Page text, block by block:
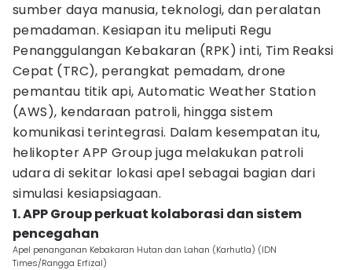
sumber daya manusia, teknologi, dan peralatan
pemadaman. Kesiapan itu meliputi Regu
Penanggulangan Kebakaran (RPK) inti, Tim Reaksi
Cepat (TRC), perangkat pemadam, drone
pemantau titik api, Automatic Weather Station
(AWS), kendaraan patroli, hingga sistem
komunikasi terintegrasi. Dalam kesempatan itu,
helikopter APP Group juga melakukan patroli
udara di sekitar lokasi apel sebagai bagian dari
simulasi kesiapsiagaan.
1. APP Group perkuat kolaborasi dan sistem
pencegahan
Apel penanganan Kebakaran Hutan dan Lahan (Karhutla) (IDN
Times/Rangga Erfizal)